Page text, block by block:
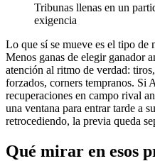
Tribunas llenas en un
exigencia
Lo que sí se mueve es el tipo de
Menos ganas de elegir ganador
atención al ritmo de verdad:
forzados, corners tempranos. Si
recuperaciones en campo rival
una ventana para entrar tarde a
retrocediendo, la previa queda
Qué mirar en esos